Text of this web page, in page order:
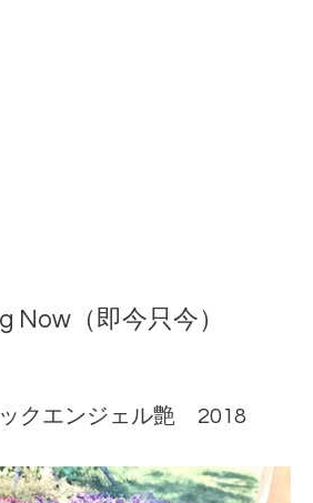
Now（即今只今）
クエンジェル艶 2018